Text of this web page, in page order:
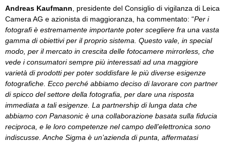
Andreas Kaufmann , presidente del Consiglio di vigilanza di Leica
Camera AG e azionista di maggioranza, ha commentato: “Per i
fotografi è estremamente importante poter scegliere fra una vasta
gamma di obiettivi per il proprio sistema. Questo vale, in special
modo, per il mercato in crescita delle fotocamere mirrorless, che
vede i consumatori sempre più interessati ad una maggiore
varietà di prodotti per poter soddisfare le più diverse esigenze
fotografiche. Ecco perché abbiamo deciso di lavorare con partner
di spicco del settore della fotografia, per dare una risposta
immediata a tali esigenze. La partnership di lunga data che
abbiamo con Panasonic è una collaborazione basata sulla fiducia
reciproca, e le loro competenze nel campo dell’elettronica sono
indiscusse. Anche Sigma è un’azienda di punta, affermatasi